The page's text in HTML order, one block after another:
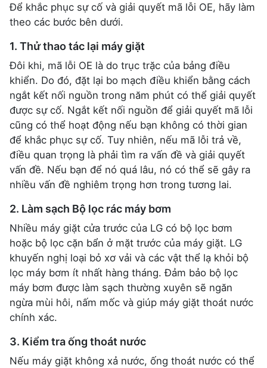
Để khắc phục sự cố và giải quyết mã lỗi OE, hãy làm
theo các bước bên dưới.
1. Thử thao tác lại máy giặt
Đôi khi, mã lỗi OE là do trục trặc của bảng điều
khiển. Do đó, đặt lại bo mạch điều khiển bằng cách
ngắt kết nối nguồn trong năm phút có thể giải quyết
được sự cố. Ngắt kết nối nguồn để giải quyết mã lỗi
cũng có thể hoạt động nếu bạn không có thời gian
để khắc phục sự cố. Tuy nhiên, nếu mã lỗi trả về,
điều quan trọng là phải tìm ra vấn đề và giải quyết
vấn đề. Nếu bạn để nó quá lâu, nó có thể sẽ gây ra
nhiều vấn đề nghiêm trọng hơn trong tương lai.
2. Làm sạch Bộ lọc rác máy bơm
Nhiều máy giặt cửa trước của LG có bộ lọc bơm
hoặc bộ lọc cặn bẩn ở mặt trước của máy giặt. LG
khuyến nghị loại bỏ xơ vải và các vật thể lạ khỏi bộ
lọc máy bơm ít nhất hàng tháng. Đảm bảo bộ lọc
máy bơm được làm sạch thường xuyên sẽ ngăn
ngừa mùi hôi, nấm mốc và giúp máy giặt thoát nước
chính xác.
3. Kiểm tra ống thoát nước
Nếu máy giặt không xả nước, ống thoát nước có thể